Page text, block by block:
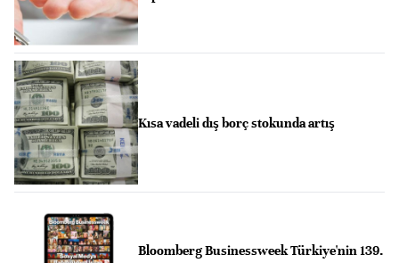
Kısa vadeli dış borç stokunda artış
Bloomberg Businessweek Türkiye'nin 139.